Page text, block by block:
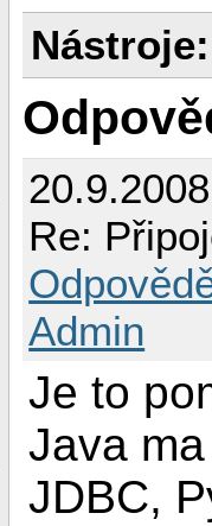
Nástroje:
Re:
Admin
Je to
Java
JDBC,